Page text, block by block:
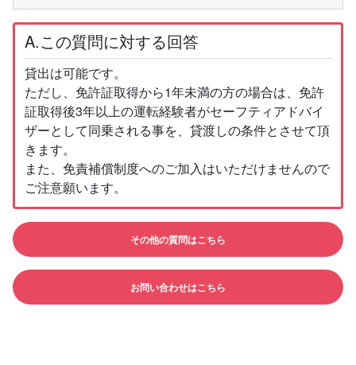
A.この質問に対する回答
貸出は可能です。
ただし、免許証取得から1年未満の方の場合は、免許
証取得後3年以上の運転経験者がセーフティアドバイ
ザーとして同乗される事を、貸渡しの条件とさせて頂
きます。
また、免責補償制度へのご加入はいただけませんので
ご注意願います。
その他の質問はこちら
お問い合わせはこちら